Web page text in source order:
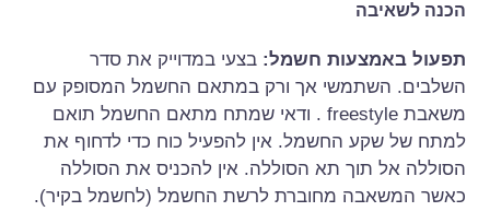
הכנה לשאיבה
תפעול באמצעות חשמל: בצעי במדוייק את סדר
השלבים. השתמשי אך ורק במתאם החשמל המסופק עם
משאבת freestyle . ודאי שמתח מתאם החשמל תואם
למתח של שקע החשמל. אין להפעיל כוח כדי לדחוף את
הסוללה אל תוך תא הסוללה. אין להכניס את הסוללה
כאשר המשאבה מחוברת לרשת החשמל (לחשמל בקיר).